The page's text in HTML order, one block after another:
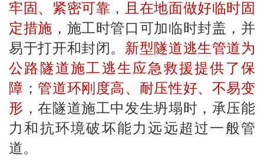
牢固、紧密可靠 ，
且在地面做好临时固
定措施 ，施工时管口可加临时封盖，并
易于打开和封闭。 新型隧道逃生管道为
公路隧道施工逃生应急救援提供了保
障 ； 管道环刚度高、耐压性好、不易变
形 ，在隧道施工中发生坍塌时，承压能
力和抗环境破坏能力远远超过一般管
道。